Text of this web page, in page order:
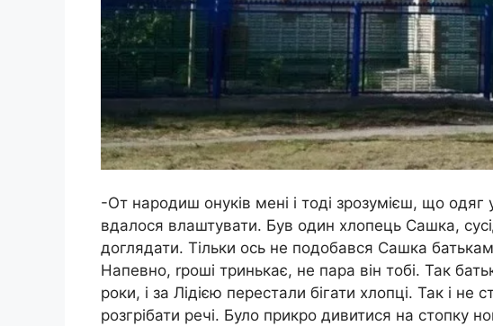
-От народиш онуків мені і тоді зрозумієш, що
вдалося влаштувати. Був один хлопець Сашка,
доглядати. Тільки ось не подобався Сашка
Напевно, rроші тринькає, не пара він тобі. Так
роки, і за Лідією перестали бігати хлопці. Так і не
розгрібати речі. Було прикро дивитися на стопку